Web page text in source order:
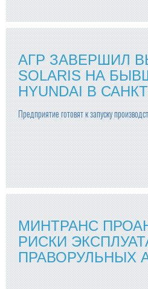
АГР ЗАВЕРШИЛ
SOLARIS НА
HYUNDAI В
Предприятие готовят к запуску
МИНТРАНС
РИСКИ
ПРАВОРУЛЬНЫХ